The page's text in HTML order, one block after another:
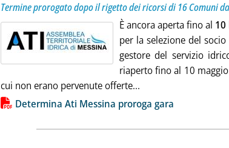
Termine prorogato dopo il rigetto dei ricorsi di 16 Comuni
È ancora aperta fino al 10
per la selezione del
gestore del servizio
riaperto fino al 10
cui non erano pervenute offerte... Leggi tutta la
Lista allegati PDF alla notizia
Determina Ati Messina proroga gara